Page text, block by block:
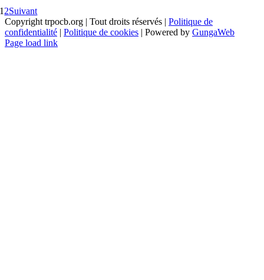
1 2Suivant
Copyright trpocb.org | Tout droits réservés | Politique de
confidentialité | Politique de cookies | Powered by GungaWeb
Page load link